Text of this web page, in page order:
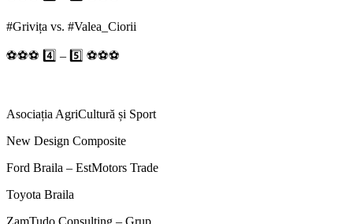
#Grivița vs. #Valea_Ciorii
⚽️⚽️⚽️ 4️⃣ – 5️⃣ ⚽️⚽️⚽️
Asociația AgriCultură și Sport
New Design Composite
Ford Braila – EstMotors Trade
Toyota Braila
ZamTudo Consulting – Grup